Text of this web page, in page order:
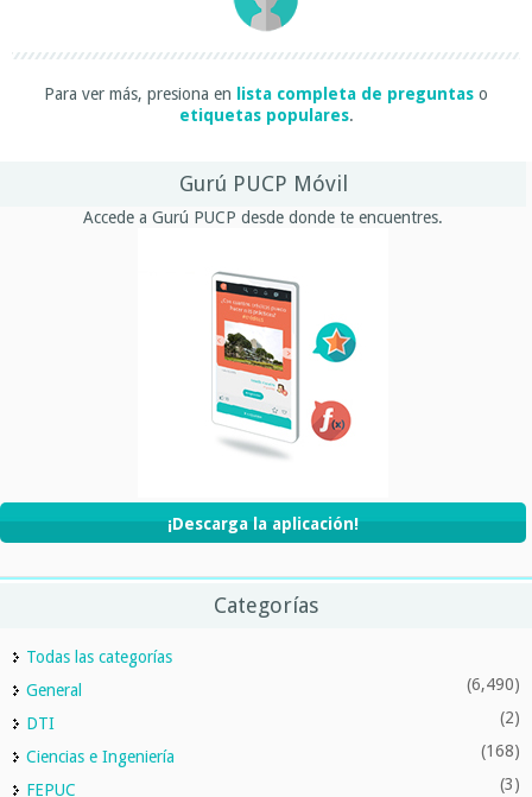
Para ver más, presiona en lista completa de preguntas o
etiquetas populares.
Gurú PUCP Móvil
Accede a Gurú PUCP desde donde te encuentres.
¡Descarga la aplicación!
Categorías
Todas las categorías
General
(6,490)
DTI (2)
Ciencias e Ingeniería (168)
FEPUC (3)